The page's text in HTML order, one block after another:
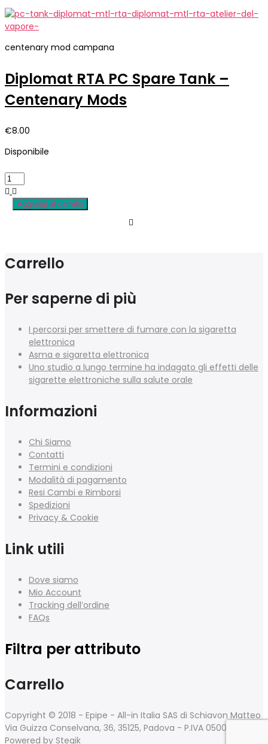
era:
€50.00.
è:
centenary mod campana
Diplomat RTA PC Spare Tank –
Centenary Mods
€8.00
Disponibile
Aggiungi al carrello
Carrello
Per saperne di più
I percorsi per smettere di fumare con la sigaretta
elettronica
Asma e sigaretta elettronica
Uno studio a lungo termine ha indagato gli effetti delle
sigarette elettroniche sulla salute orale
Informazioni
Chi Siamo
Contatti
Termini e condizioni
Modalità di pagamento
Resi Cambi e Rimborsi
Spedizioni
Privacy & Cookie
Link utili
Dove siamo
Mio Account
Tracking dell’ordine
FAQs
Filtra per attributo
Carrello
Copyright © 2018 - Epipe - All-in Italia SAS di Schiavon Matteo
Via Guizza Conselvana, 36, 35125, Padova - P.IVA 05008560285
Powered by Stegik